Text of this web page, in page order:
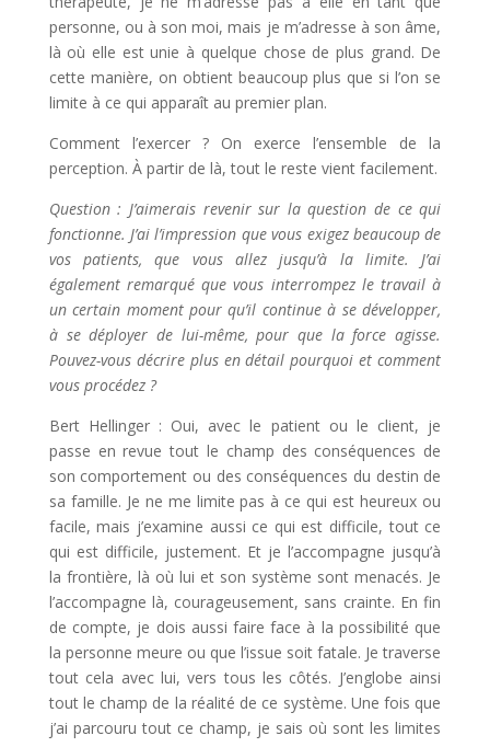
personne, ou à son moi, mais je m’adresse à son âme,
là où elle est unie à quelque chose de plus grand. De
cette manière, on obtient beaucoup plus que si l’on se
limite à ce qui apparaît au premier plan.
Comment l’exercer ? On exerce l’ensemble de la
perception. À partir de là, tout le reste vient facilement.
Question : J’aimerais revenir sur la question de ce qui
fonctionne. J’ai l’impression que vous exigez beaucoup de
vos patients, que vous allez jusqu’à la limite. J’ai
également remarqué que vous interrompez le travail à
un certain moment pour qu’il continue à se développer,
à se déployer de lui-même, pour que la force agisse.
Pouvez-vous décrire plus en détail pourquoi et comment
vous procédez ?
Bert Hellinger : Oui, avec le patient ou le client, je
passe en revue tout le champ des conséquences de
son comportement ou des conséquences du destin de
sa famille. Je ne me limite pas à ce qui est heureux ou
facile, mais j’examine aussi ce qui est difficile, tout ce
qui est difficile, justement. Et je l’accompagne jusqu’à
la frontière, là où lui et son système sont menacés. Je
l’accompagne là, courageusement, sans crainte. En fin
de compte, je dois aussi faire face à la possibilité que
la personne meure ou que l’issue soit fatale. Je traverse
tout cela avec lui, vers tous les côtés. J’englobe ainsi
tout le champ de la réalité de ce système. Une fois que
j’ai parcouru tout ce champ, je sais où sont les limites